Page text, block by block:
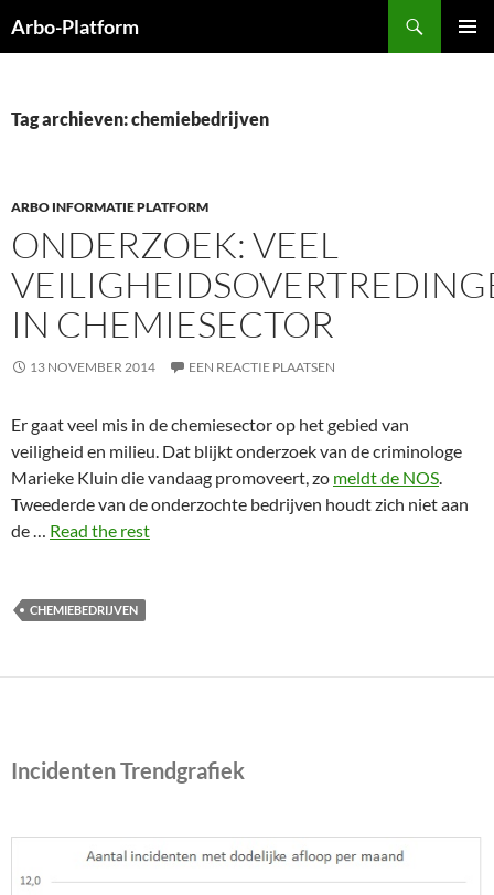
naar
Arbo-Platform
Tag archieven: chemiebedrijven
ARBO INFORMATIE PLATFORM
ONDERZOEK: VEEL
IN CHEMIESECTOR
13 NOVEMBER 2014 EEN REACTIE PLAATSEN
Er gaat veel mis in de chemiesector op het gebied van
veiligheid en milieu. Dat blijkt onderzoek van de criminologe
Marieke Kluin die vandaag promoveert, zo meldt de NOS.
Tweederde van de onderzochte bedrijven houdt zich niet aan
de … Read the rest
CHEMIEBEDRIJVEN
Incidenten Trendgrafiek